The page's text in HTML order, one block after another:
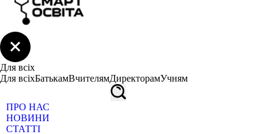
Для всіх
Для всіхБатькамВчителямДиректорамУчням
ПРО НАС
НОВИНИ
СТАТТІ